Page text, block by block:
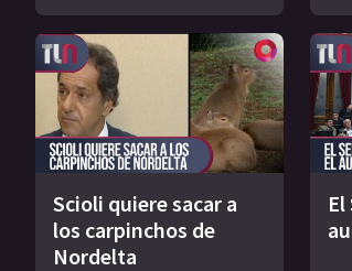
Scioli quiere sacar a
los carpinchos de
Nordelta